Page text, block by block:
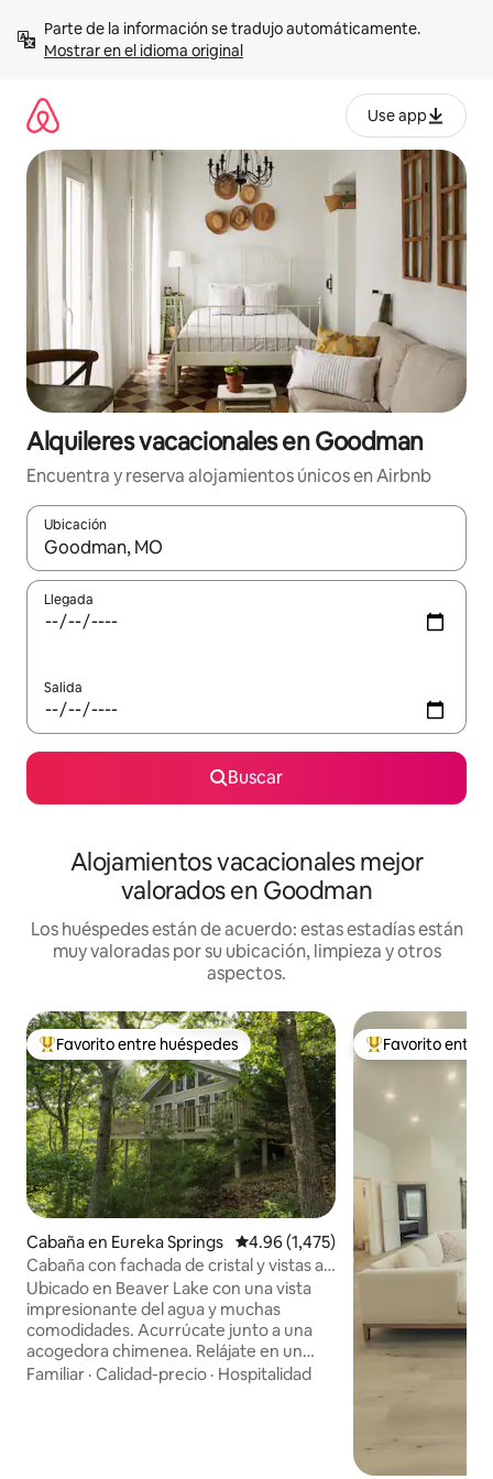
contenidoMostrar en el idioma original
Use app
Alquileres vacacionales en Goodman
Encuentra y reserva alojamientos únicos en Airbnb
Ubicación
Cuando los resultados estén disponibles, navega con las
Llegada
Salida
Buscar
Alojamientos vacacionales mejor
valorados en Goodman
Los huéspedes están de acuerdo: estas estadías están
muy valoradas por su ubicación, limpieza y otros
aspectos.
Favorito entre huéspedes preferido
Favorito entre huéspedes
Cabaña en Eureka Springs Calificación promedio: 4.96 de 5,
4.96 (1,475)
Cabaña con fachada de cristal y vistas al
lago
Ubicado en Beaver Lake con una vista
impresionante del agua y muchas
comodidades. Acurrúcate junto a una
acogedora chimenea. Relájate en un
jacuzzi para dos a la luz de las velas (no
Familiar · Calidad-precio · Hospitalidad
Favorito entre
Favorito entre